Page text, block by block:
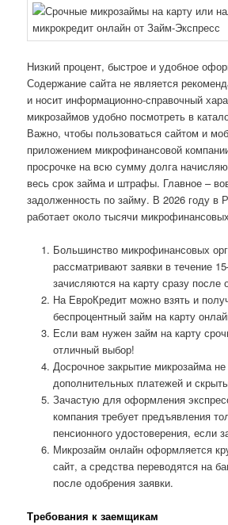
Низкий процент, быстрое и удобное
Содержание сайта не является
и носит информационно-справочный
микрозаймов удобно посмотреть в
Важно, чтобы пользоваться сайтом и
приложением микрофинансовой
просрочке на всю сумму долга
весь срок займа и штрафы. Главное –
задолженность по займу. В 2026 году в
работает около тысячи
Большинство микрофинансовых
рассматривают заявки в течение
зачисляются на карту сразу после
На ЕвроКредит можно взять и
беспроцентный займ на карту
Если вам нужен займ на карту
отличный выбор!
Досрочное закрытие микрозайма
дополнительных платежей и
Зачастую для оформления
компания требует предъявления
пенсионного удостоверения, если
Микрозайм онлайн оформляется
сайт, а средства переводятся на
после одобрения заявки.
Требования к заемщикам